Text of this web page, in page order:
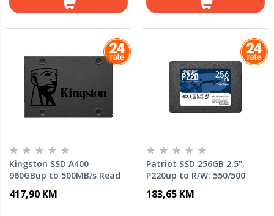
Kingston SSD A400
960GBup to 500MB/s Read
417,90 KM
Patriot SSD 256GB 2.5",
P220up to R/W: 550/500
183,65 KM